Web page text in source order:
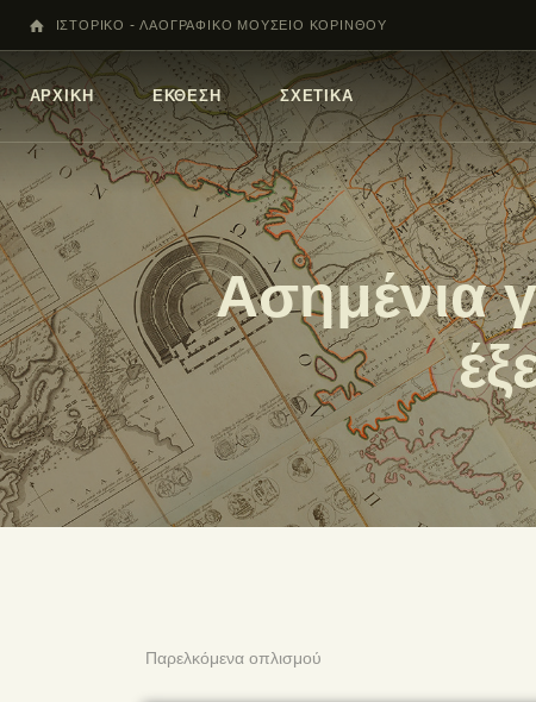
ΙΣΤΟΡΙΚΟ - ΛΑΟΓΡΑΦΙΚΟ ΜΟΥΣΕΙΟ ΚΟΡΙΝΘΟΥ
ΑΡΧΙΚΗ ΕΚΘΕΣΗ ΣΧΕΤΙΚΑ
Ασημένια
Παρελκόμενα οπλισμού